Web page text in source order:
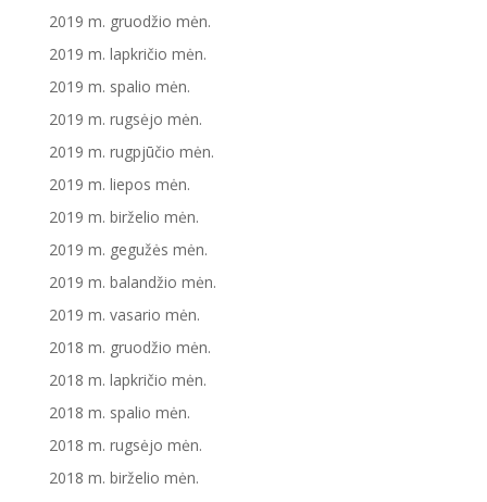
2019 m. gruodžio mėn.
2019 m. lapkričio mėn.
2019 m. spalio mėn.
2019 m. rugsėjo mėn.
2019 m. rugpjūčio mėn.
2019 m. liepos mėn.
2019 m. birželio mėn.
2019 m. gegužės mėn.
2019 m. balandžio mėn.
2019 m. vasario mėn.
2018 m. gruodžio mėn.
2018 m. lapkričio mėn.
2018 m. spalio mėn.
2018 m. rugsėjo mėn.
2018 m. birželio mėn.